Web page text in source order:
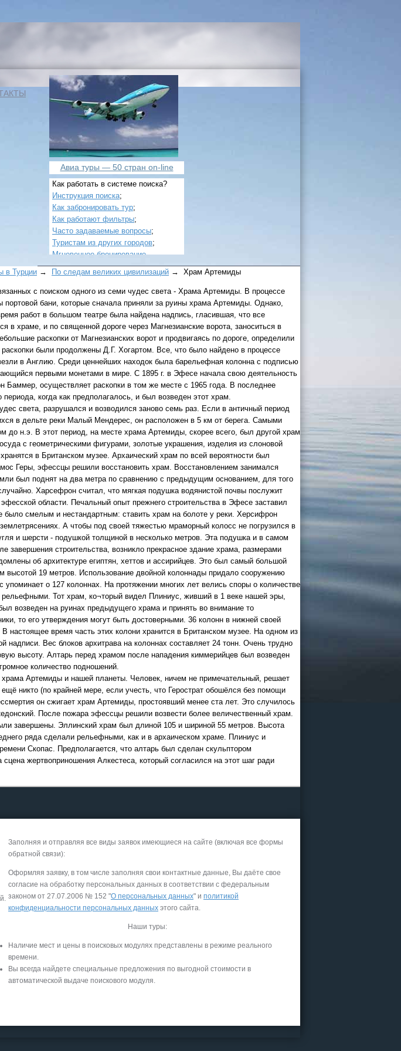
Авиа туры — 50 стран on-line
Как работать в системе поиска?
Инструкция поиска;
Как забронировать тур;
Как работают фильтры;
Часто задаваемые вопросы;
Туристам из других городов;
Мгновенное бронирование.
Все виды отдыха в России
Самые популярные:
Автобусные туры на черное
море.
Соль-Илецк автобусом.
Детские лагеря в Туапсе
Великий Устюгна 2027
(реализация тура начнется
в конце августа)
Круизы - 2026
Речные круизыиз Перми и Казани
— оформление тура в офисе
Екатеринбурга
Экскурсионные программы
онлайн модуле
в Турции → По следам великих цивилизаций → Храм Артемиды
с поиском одного из семи чудес света - Храма Артемиды. В процессе
бани, которые сначала приняли за руины храма Артемиды. Однако,
работ в большом театре была найдена надпись, гласившая, что все
в храме, и по священной дороге через Магнезианские ворота, заноситься в
раскопки от Магнезианских ворот и продвигаясь по дороге, определили
были продолжены Д.Г. Хогартом. Все, что было найдено в процессе
в Англию. Среди ценнейших находок была барельефная колонна с подписью
первыми монетами в мире. С 1895 г. в Эфесе начала свою деятельность
Баммер, осуществляет раскопки в том же месте с 1965 года. В последнее
когда как предполагалось, и был возведен этот храм.
света, разрушался и возводился заново семь раз. Если в античный период
в дельте реки Малый Мендерес, он расположен в 5 км от берега. Самыми
до н.э. В этот период, на месте храма Артемиды, скорее всего, был другой храм
с геометрическими фигурами, золотые украшения, изделия из слоновой
в Британском музее. Архаический храм по всей вероятности был
Геры, эфессцы решили восстановить храм. Восстановлением занимался
был поднят на два метра по сравнению с предыдущим основанием, для того
Харсефрон считал, что мягкая подушка водянистой почвы послужит
области. Печальный опыт прежнего строительства в Эфесе заставил
было смелым и нестандартным: ставить храм на болоте у реки. Херсифрон
А чтобы под своей тяжестью мраморный колосс не погрузился в
и шерсти - подушкой толщиной в несколько метров. Эта подушка и в самом
завершения строительства, возникло прекрасное здание храма, размерами
об архитектуре египтян, хеттов и ассирийцев. Это был самый большой
19 метров. Использование двойной колоннады придало сооружению
о 127 колоннах. На протяжении многих лет велись споры о количестве
Тот храм, ко¬торый видел Плиниус, живший в 1 веке нашей эры,
возведен на руинах предыдущего храма и принять во внимание то
то его утверждения могут быть достоверными. 36 колонн в нижней своей
время часть этих колони хранится в Британском музее. На одном из
надписи. Вес блоков архитрава на колоннах составляет 24 тонн. Очень трудно
высоту. Алтарь перед храмом после нападения киммерийцев был возведен
количество подношений.
храма Артемиды и нашей планеты. Человек, ничем не примечательный, решает
никто (по крайней мере, если учесть, что Герострат обошёлся без помощи
он сжигает храм Артемиды, простоявший менее ста лет. Это случилось
После пожара эфессцы решили возвести более величественный храм.
завершены. Эллинский храм был длиной 105 и шириной 55 метров. Высота
ряда сделали рельефными, как и в архаическом храме. Плиниус и
Скопас. Предполагается, что алтарь был сделан скульптором
жертвоприношения Алкестеса, который согласился на этот шаг ради
Заполняя и отправляя все виды заявок имеющиеся на сайте (включая все формы
обратной связи):
Оформляя заявку, в том числе заполняя свои контактные данные, Вы даёте свое
согласие на обработку персональных данных в соответствии с федеральным
законом от 27.07.2006 № 152 "О персональных данных" и политикой
конфиденциальности персональных данных этого сайта.
Наши туры:
Наличие мест и цены в поисковых модулях представлены в режиме реального
времени.
Вы всегда найдете специальные предложения по выгодной стоимости в
автоматической выдаче поискового модуля.